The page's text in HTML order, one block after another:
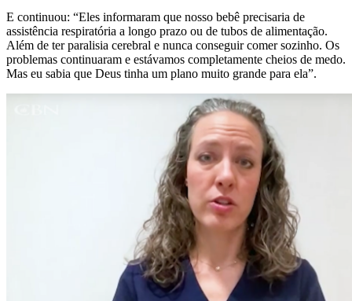
E continuou: “Eles informaram que nosso bebê precisaria de
assistência respiratória a longo prazo ou de tubos de alimentação.
Além de ter paralisia cerebral e nunca conseguir comer sozinho. Os
problemas continuaram e estávamos completamente cheios de medo.
Mas eu sabia que Deus tinha um plano muito grande para ela”.